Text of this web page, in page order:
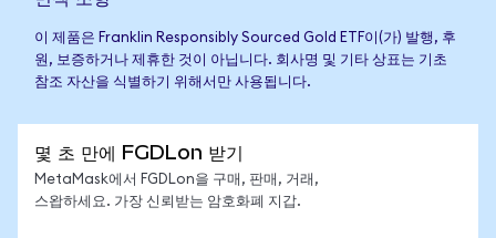
이 제품은 Franklin Responsibly Sourced Gold ETF이(가) 발행, 후
원, 보증하거나 제휴한 것이 아닙니다. 회사명 및 기타 상표는 기초
참조 자산을 식별하기 위해서만 사용됩니다.
몇 초 만에 FGDLon 받기
MetaMask에서 FGDLon을 구매, 판매, 거래,
스왑하세요. 가장 신뢰받는 암호화폐 지갑.